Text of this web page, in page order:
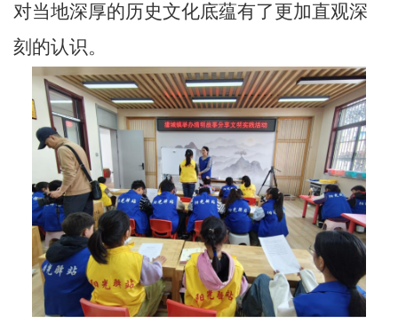
对当地深厚的历史文化底蕴有了更加直观深
刻的认识。